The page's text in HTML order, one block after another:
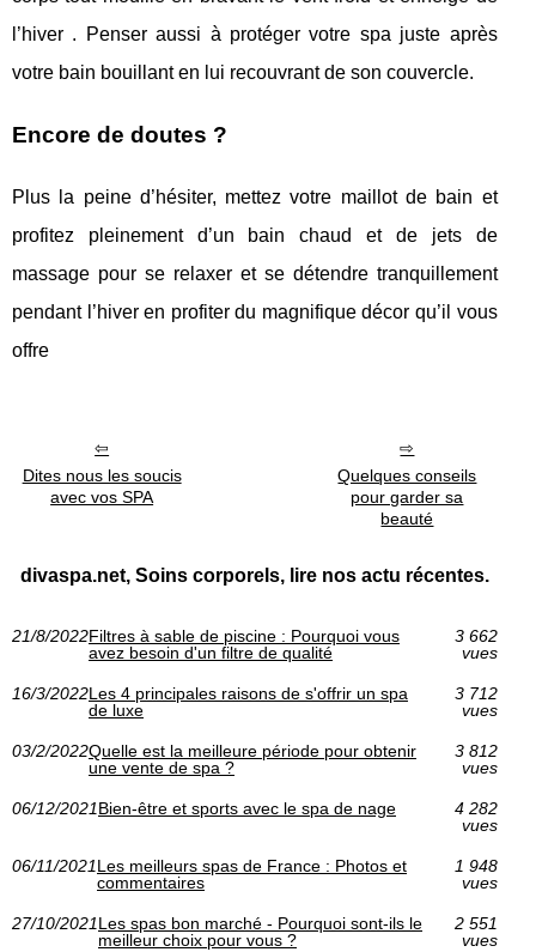
l’hiver . Penser aussi à protéger votre spa juste après
votre bain bouillant en lui recouvrant de son couvercle.
Encore de doutes ?
Plus la peine d’hésiter, mettez votre maillot de bain et
profitez pleinement d’un bain chaud et de jets de
massage pour se relaxer et se détendre tranquillement
pendant l’hiver en profiter du magnifique décor qu’il vous
offre
Dites nous les soucis
avec vos SPA
Quelques conseils
pour garder sa
beauté
divaspa.net, Soins corporels, lire nos actu récentes.
21/8/2022Filtres à sable de piscine : Pourquoi vous
avez besoin d'un filtre de qualité
3 662
vues
16/3/2022Les 4 principales raisons de s'offrir un spa
de luxe
3 712
vues
03/2/2022Quelle est la meilleure période pour obtenir
une vente de spa ?
3 812
vues
06/12/2021Bien-être et sports avec le spa de nage
4 282
vues
06/11/2021Les meilleurs spas de France : Photos et
commentaires
1 948
vues
27/10/2021Les spas bon marché - Pourquoi sont-ils le
meilleur choix pour vous ?
2 551
vues